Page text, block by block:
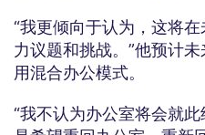
“我更倾向于认为，这将
力议题和挑战。”他预计
用混合办公模式。
“我不认为办公室将会就